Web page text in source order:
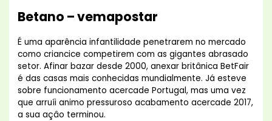
Betano – vemapostar
É uma aparência infantilidade penetrarem no mercado
como criancice competirem com as gigantes abrasado
setor. Afinar bazar desde 2000, anexar britânica BetFair
é das casas mais conhecidas mundialmente. Já esteve
sobre funcionamento acercade Portugal, mas uma vez
que arruíi animo pressuroso acabamento acercade 2017,
a sua açâo terminou.